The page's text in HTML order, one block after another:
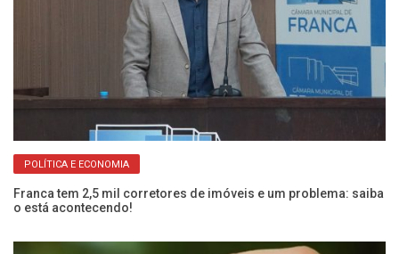
POLÍTICA E ECONOMIA
Franca tem 2,5 mil corretores de imóveis e um problema: saiba
o está acontecendo!